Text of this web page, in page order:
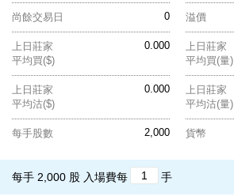
0
尚餘交易日 溢價
0.000
上日莊家
平均買($)
上日莊家
平均買(量)
0.000
上日莊家
平均沽($)
上日莊家
平均沽(量)
2,000
每手股數 貨幣
每手 2,000 股 入場費每 手